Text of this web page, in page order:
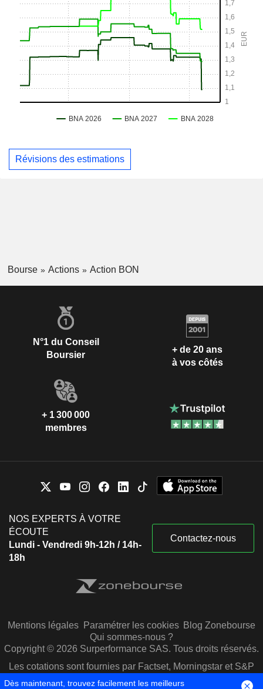
Révisions des estimations
Bourse Actions Action BON
N°1 du Conseil
Boursier
+ de 20 ans
à vos côtés
+ 1 300 000
membres
NOS EXPERTS À VOTRE
ÉCOUTE
Lundi - Vendredi 9h-12h / 14h-
18h
Contactez-nous
Mentions légales Paramétrer les cookies Blog Zonebourse
Qui sommes-nous ?
Copyright © 2026 Surperformance SAS. Tous droits réservés.
Les cotations sont fournies par Factset, Morningstar et S&P
Capital IQ
Dès maintenant, trouvez facilement les meilleurs